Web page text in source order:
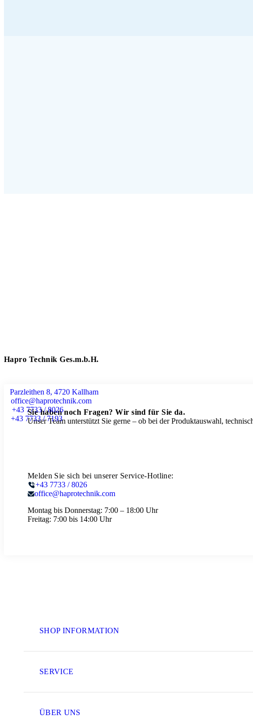
Hapro Technik Ges.m.b.H.
Parzleithen 8, 4720 Kallham
office@haprotechnik.com
+43 7733 / 8026
+43 7733 / 7193
Sie haben noch Fragen? Wir sind für Sie da.
Unser Team unterstützt Sie gerne – ob bei der Produktauswahl,
Melden Sie sich bei unserer Service-Hotline:
+43 7733 / 8026
office@haprotechnik.com
Montag bis Donnerstag: 7:00 – 18:00 Uhr
Freitag: 7:00 bis 14:00 Uhr
SHOP INFORMATION
SERVICE
ÜBER UNS